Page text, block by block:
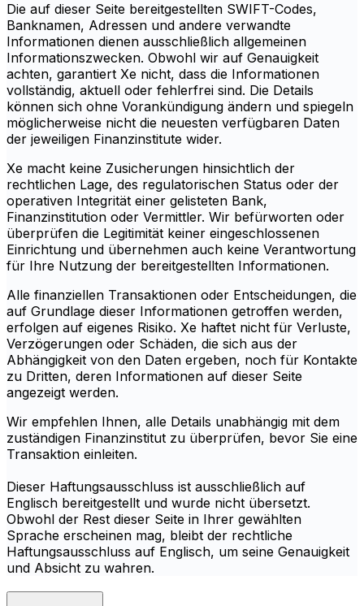
Die auf dieser Seite bereitgestellten SWIFT-Codes,
Banknamen, Adressen und andere verwandte
Informationen dienen ausschließlich allgemeinen
Informationszwecken. Obwohl wir auf Genauigkeit
achten, garantiert Xe nicht, dass die Informationen
vollständig, aktuell oder fehlerfrei sind. Die Details
können sich ohne Vorankündigung ändern und spiegeln
möglicherweise nicht die neuesten verfügbaren Daten
der jeweiligen Finanzinstitute wider.
Xe macht keine Zusicherungen hinsichtlich der
rechtlichen Lage, des regulatorischen Status oder der
operativen Integrität einer gelisteten Bank,
Finanzinstitution oder Vermittler. Wir befürworten oder
überprüfen die Legitimität keiner eingeschlossenen
Einrichtung und übernehmen auch keine Verantwortung
für Ihre Nutzung der bereitgestellten Informationen.
Alle finanziellen Transaktionen oder Entscheidungen, die
auf Grundlage dieser Informationen getroffen werden,
erfolgen auf eigenes Risiko. Xe haftet nicht für Verluste,
Verzögerungen oder Schäden, die sich aus der
Abhängigkeit von den Daten ergeben, noch für Kontakte
zu Dritten, deren Informationen auf dieser Seite
angezeigt werden.
Wir empfehlen Ihnen, alle Details unabhängig mit dem
zuständigen Finanzinstitut zu überprüfen, bevor Sie eine
Transaktion einleiten.
Dieser Haftungsausschluss ist ausschließlich auf
Englisch bereitgestellt und wurde nicht übersetzt.
Obwohl der Rest dieser Seite in Ihrer gewählten
Sprache erscheinen mag, bleibt der rechtliche
Haftungsausschluss auf Englisch, um seine Genauigkeit
und Absicht zu wahren.